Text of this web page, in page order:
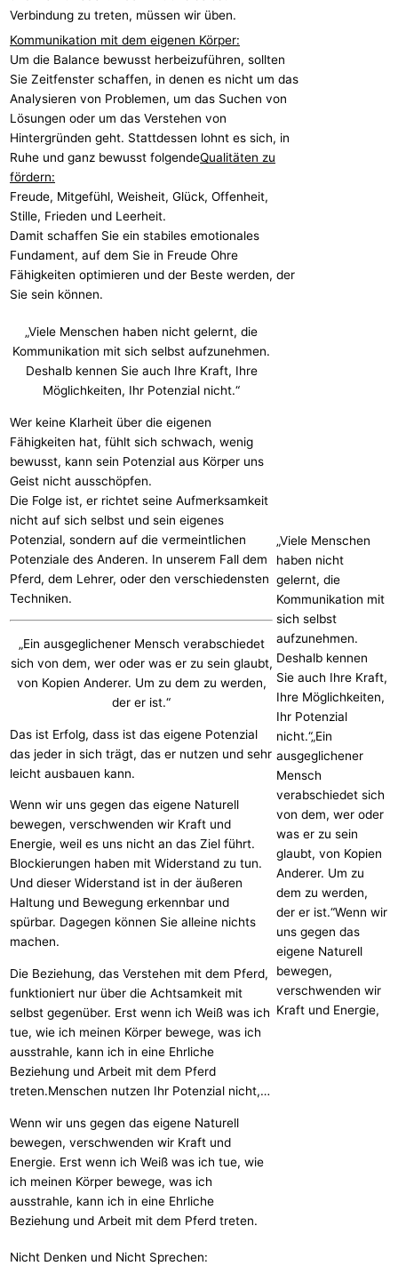
Verbindung zu treten, müssen wir üben.
Kommunikation mit dem eigenen Körper:
Um die Balance bewusst herbeizuführen, sollten
Sie Zeitfenster schaffen, in denen es nicht um das
Analysieren von Problemen, um das Suchen von
Lösungen oder um das Verstehen von
Hintergründen geht. Stattdessen lohnt es sich, in
Ruhe und ganz bewusst folgendeQualitäten zu
fördern:
Freude, Mitgefühl, Weisheit, Glück, Offenheit,
Stille, Frieden und Leerheit.
Damit schaffen Sie ein stabiles emotionales
Fundament, auf dem Sie in Freude Ohre
Fähigkeiten optimieren und der Beste werden, der
Sie sein können.
„Viele Menschen haben nicht gelernt, die
Kommunikation mit sich selbst aufzunehmen.
Deshalb kennen Sie auch Ihre Kraft, Ihre
Möglichkeiten, Ihr Potenzial nicht.“
Wer keine Klarheit über die eigenen
Fähigkeiten hat, fühlt sich schwach, wenig
bewusst, kann sein Potenzial aus Körper uns
Geist nicht ausschöpfen.
Die Folge ist, er richtet seine Aufmerksamkeit
nicht auf sich selbst und sein eigenes
Potenzial, sondern auf die vermeintlichen
Potenziale des Anderen. In unserem Fall dem
Pferd, dem Lehrer, oder den verschiedensten
Techniken.
„Ein ausgeglichener Mensch verabschiedet
sich von dem, wer oder was er zu sein glaubt,
von Kopien Anderer. Um zu dem zu werden,
der er ist.“
Das ist Erfolg, dass ist das eigene Potenzial
das jeder in sich trägt, das er nutzen und sehr
leicht ausbauen kann.
Wenn wir uns gegen das eigene Naturell
bewegen, verschwenden wir Kraft und
Energie, weil es uns nicht an das Ziel führt.
Blockierungen haben mit Widerstand zu tun.
Und dieser Widerstand ist in der äußeren
Haltung und Bewegung erkennbar und
spürbar. Dagegen können Sie alleine nichts
machen.
Die Beziehung, das Verstehen mit dem Pferd,
funktioniert nur über die Achtsamkeit mit
selbst gegenüber. Erst wenn ich Weiß was ich
tue, wie ich meinen Körper bewege, was ich
ausstrahle, kann ich in eine Ehrliche
Beziehung und Arbeit mit dem Pferd
treten.Menschen nutzen Ihr Potenzial nicht,…
Wenn wir uns gegen das eigene Naturell
bewegen, verschwenden wir Kraft und
Energie. Erst wenn ich Weiß was ich tue, wie
ich meinen Körper bewege, was ich
ausstrahle, kann ich in eine Ehrliche
Beziehung und Arbeit mit dem Pferd treten.
„Viele Menschen
haben nicht
gelernt, die
Kommunikation mit
sich selbst
aufzunehmen.
Deshalb kennen
Sie auch Ihre Kraft,
Ihre Möglichkeiten,
Ihr Potenzial
nicht.“„Ein
ausgeglichener
Mensch
verabschiedet sich
von dem, wer oder
was er zu sein
glaubt, von Kopien
Anderer. Um zu
dem zu werden,
der er ist.“Wenn wir
uns gegen das
eigene Naturell
bewegen,
verschwenden wir
Kraft und Energie,
Nicht Denken und Nicht Sprechen: